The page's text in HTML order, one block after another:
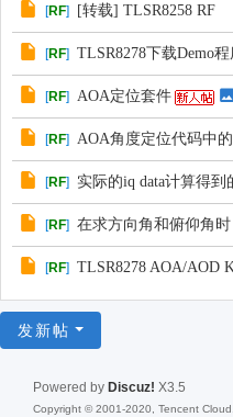
[RF] [转载] TLSR8258 RF
[RF] TLSR8278下载Demo
[RF] AOA定位套件
[RF] AOA角度定位代码中
[RF] 实际的iq data计算得
[RF] 在求方向角和俯仰角
[RF] TLSR8278 AOA/AOD
发新帖
Powered by Discuz! X3.5
Copyright © 2001-2020, Tencent Cloud.